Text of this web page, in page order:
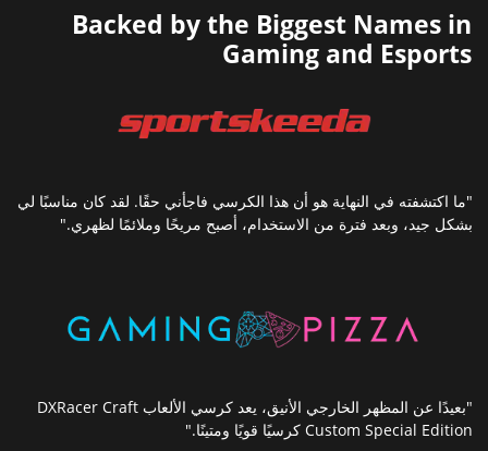
Backed by the Biggest Names in
Gaming and Esports
"ما اكتشفته في النهاية هو أن هذا الكرسي فاجأني حقًا. لقد كان مناسبًا لي
بشكل جيد، وبعد فترة من الاستخدام، أصبح مريحًا وملائمًا لظهري."
"بعيدًا عن المظهر الخارجي الأنيق، يعد كرسي الألعاب DXRacer Craft
Custom Special Edition كرسيًا قويًا ومتينًا."